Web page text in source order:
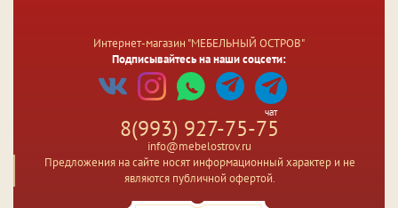
Интернет-магазин "МЕБЕЛЬНЫЙ ОСТРОВ"
Подписывайтесь на наши соцсети:
чат
8(993) 927-75-75
info@mebelostrov.ru
Предложения на сайте носят информационный характер и не
являются публичной офертой.